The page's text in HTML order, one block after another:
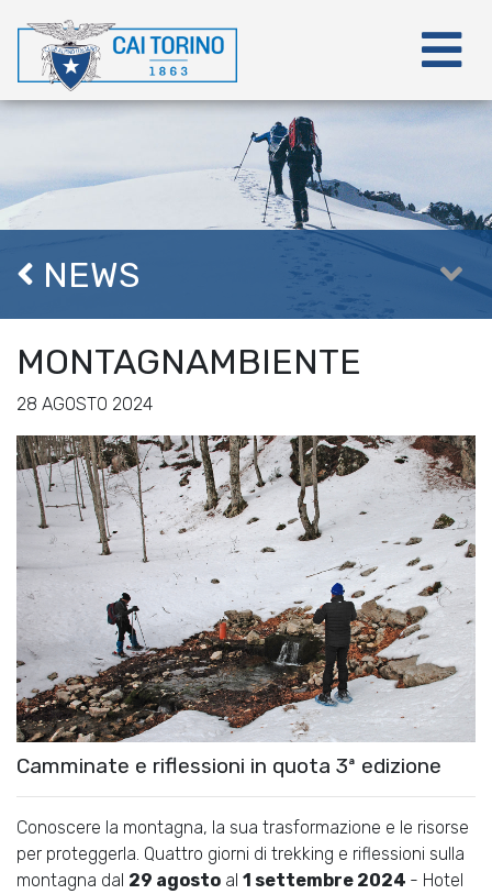
NEWS
MONTAGNAMBIENTE
28 AGOSTO 2024
Camminate e riflessioni in quota 3ª edizione
Conoscere la montagna, la sua trasformazione e le risorse
per proteggerla. Quattro giorni di trekking e riflessioni sulla
montagna dal 29 agosto al 1 settembre 2024 - Hotel